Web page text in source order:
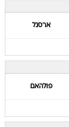
ארסנל
פולהאם